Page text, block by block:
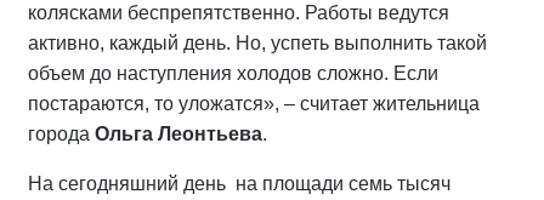
колясками беспрепятственно. Работы ведутся
активно, каждый день. Но, успеть выполнить такой
объем до наступления холодов сложно. Если
постараются, то уложатся», – считает жительница
города Ольга Леонтьева.
На сегодняшний день на площади семь тысяч